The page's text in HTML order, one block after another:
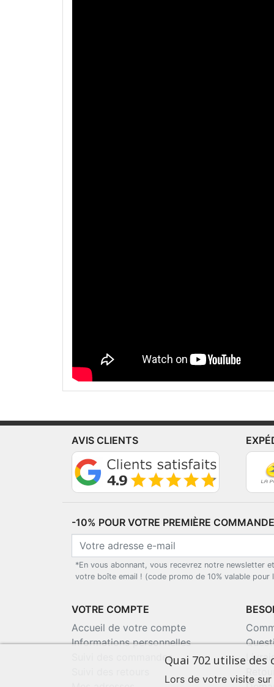
AVIS CLIENTS
-10% POUR VOTRE PREMIÈRE
*En vous abonnant, vous recevrez notre newsletter
votre boîte email ! (code promo de 10% valable pour
VOTRE COMPTE
Accueil de votre compte
Informations personnelles
Suivi des commandesQuai 702 utilise des
Lors de votre visite